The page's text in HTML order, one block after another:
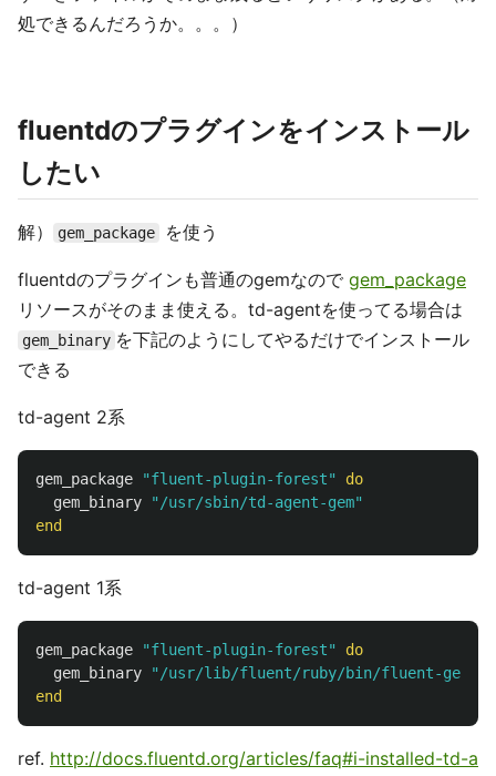
処できるんだろうか。。。）
fluentdのプラグインをインストール
したい
解） gem_package を使う
fluentdのプラグインも普通のgemなので gem_package
リソースがそのまま使える。td-agentを使ってる場合は
gem_binary を下記のようにしてやるだけでインストール
できる
td-agent 2系
gem_package "fluent-plugin-forest"
do
gem_binary
"/usr/sbin/td-agent-gem"
end
td-agent 1系
gem_package "fluent-plugin-forest"
do
gem_binary
"/usr/lib/fluent/ruby/bin/fluent-gem"
end
ref. http://docs.fluentd.org/articles/faq#i-installed-td-a